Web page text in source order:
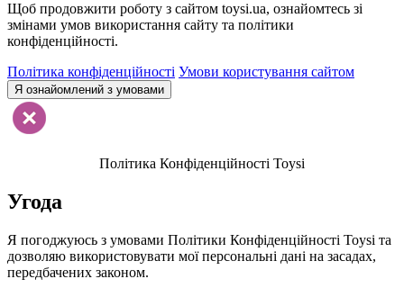
Щоб продовжити роботу з сайтом toysi.ua, ознайомтесь зі
змінами умов використання сайту та політики
конфіденційності.
Політика конфіденційності Умови користування сайтом
Я ознайомлений з умовами
Політика Конфіденційності Toysi
Угода
Я погоджуюсь з умовами Політики Конфіденційності Toysi та
дозволяю використовувати мої персональні дані на засадах,
передбачених законом.